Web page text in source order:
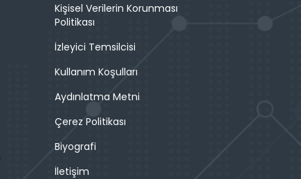
Kişisel Verilerin Korunması
Politikası
İzleyici Temsilcisi
Kullanım Koşulları
Aydınlatma Metni
Çerez Politikası
Biyografi
İletişim